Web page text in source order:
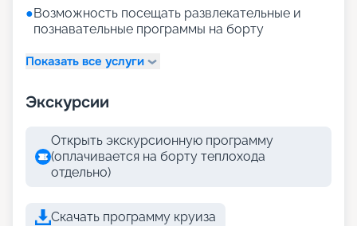
●Возможность посещать развлекательные и
познавательные программы на борту
Показать все услуги
Экскурсии
Открыть экскурсионную программу
(оплачивается на борту теплохода
отдельно)
Скачать программу круиза